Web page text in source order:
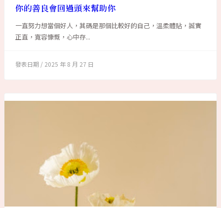
你的善良會回過頭來幫助你
一直努力想當個好人，其碼是那個比較好的自己，溫柔體貼，誠實
正直，寬容慷慨，心中存...
2025 年 8 月 27 日